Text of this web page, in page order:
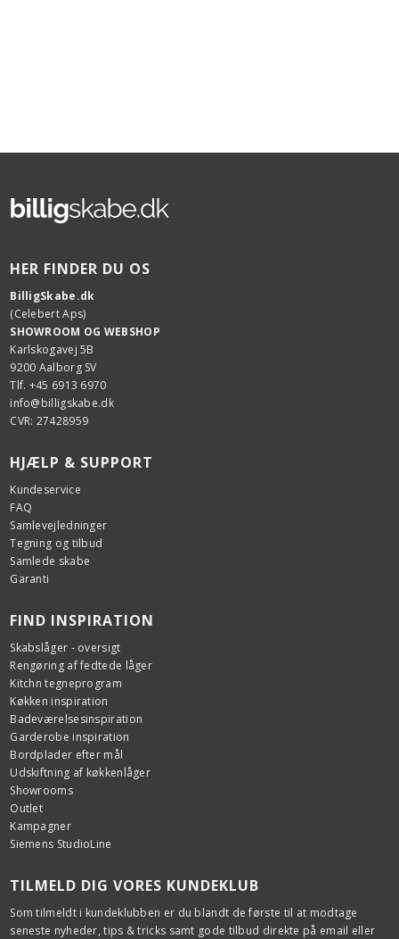
HER FINDER DU OS
BilligSkabe.dk
(Celebert Aps)
SHOWROOM OG WEBSHOP
Karlskogavej 5B
9200 Aalborg SV
Tlf. +45 6913 6970
info@billigskabe.dk
CVR: 27428959
HJÆLP & SUPPORT
Kundeservice
FAQ
Samlevejledninger
Tegning og tilbud
Samlede skabe
Garanti
FIND INSPIRATION
Skabslåger - oversigt
Rengøring af fedtede låger
Kitchn tegneprogram
Køkken inspiration
Badeværelsesinspiration
Garderobe inspiration
Bordplader efter mål
Udskiftning af køkkenlåger
Showrooms
Outlet
Kampagner
Siemens StudioLine
TILMELD DIG VORES KUNDEKLUB
Som tilmeldt i kundeklubben er du blandt de første til at modtage
seneste nyheder, tips & tricks samt gode tilbud direkte på email eller